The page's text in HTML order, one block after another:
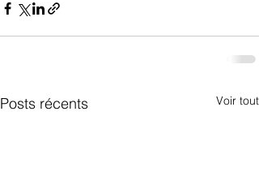
Posts récents Voir tout